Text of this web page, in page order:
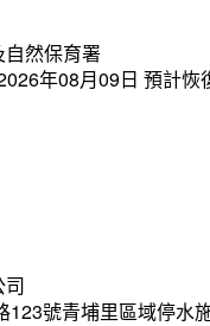
然保育署
年08月09日 預計
司
123號青埔里區域停水